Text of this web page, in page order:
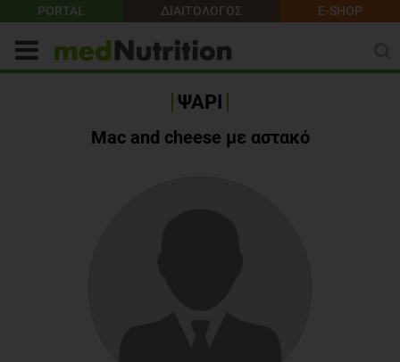
PORTAL ΔΙΑΙΤΟΛΟΓΟΣ E-SHOP
ΨΑΡΙ
Mac and cheese με αστακό